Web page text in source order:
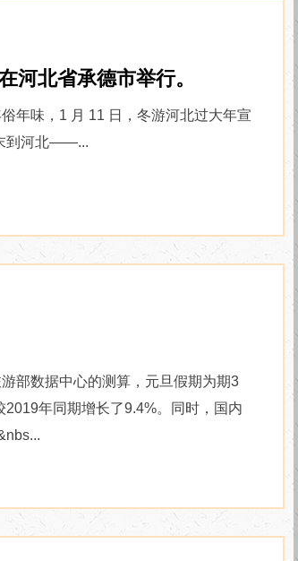
河北省承德市举行。
年味，1 月 11 日，冬游河北过大年宣
到河北——...
部数据中心的测算，元旦假期为期3
年同期增长了9.4%。同时，国内